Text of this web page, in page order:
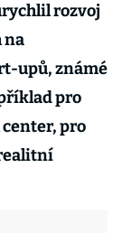
rozvoj
na
upů, známé
pro
pro